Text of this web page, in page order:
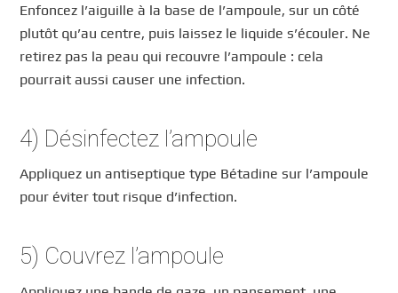
Enfoncez l’aiguille à la base de l’ampoule, sur un côté
plutôt qu’au centre, puis laissez le liquide s’écouler. Ne
retirez pas la peau qui recouvre l’ampoule : cela
pourrait aussi causer une infection.
4) Désinfectez l’ampoule
Appliquez un antiseptique type Bétadine sur l’ampoule
pour éviter tout risque d’infection.
5) Couvrez l’ampoule